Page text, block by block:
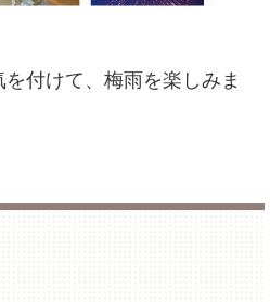
付けて、梅雨を楽しみま